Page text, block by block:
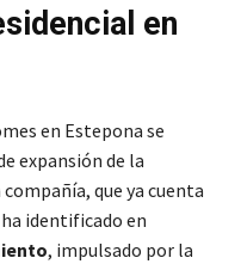
en
en Estepona se
expansión de la
que ya cuenta
identificado en
, impulsado por la